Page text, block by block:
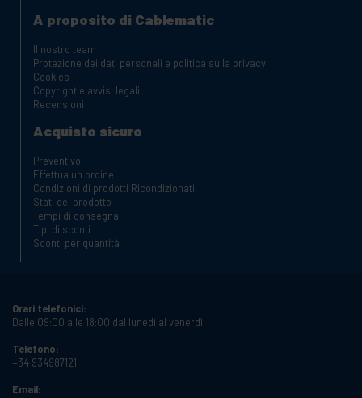
A proposito di Cablematic
Il nostro team
Protezione dei dati personali e politica sulla privacy
Cookies
Copyright e avvisi legali
Recensioni
Acquisto sicuro
Preventivo
Effettua un ordine
Condizioni di prodotti Ricondizionati
Stati del prodotto
Tempi di consegna
Tipi di sconti
Sconti per quantità
Orari telefonici:
Dalle 09:00 alle 18:00 dal lunedì al venerdì
Telefono:
+34 934987121
Email: